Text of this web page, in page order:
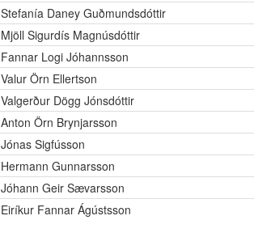
Stefanía Daney Guðmundsdóttir
Mjöll Sigurdís Magnúsdóttir
Fannar Logi Jóhannsson
Valur Örn Ellertson
Valgerður Dögg Jónsdóttir
Anton Örn Brynjarsson
Jónas Sigfússon
Hermann Gunnarsson
Jóhann Geir Sævarsson
Eiríkur Fannar Ágústsson